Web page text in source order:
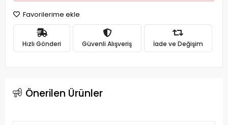
Favorilerime ekle
Hızlı Gönderi Güvenli Alışveriş İade ve Değişim
Önerilen Ürünler